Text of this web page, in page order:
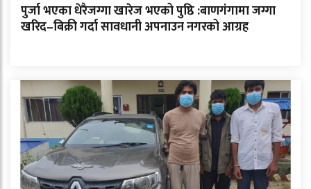
पुर्जा भएका धेरैजग्गा खारेज भएको पुष्ठि :बाणगंगामा जग्गा
खरिद–बिक्री गर्दा सावधानी अपनाउन नगरको आग्रह